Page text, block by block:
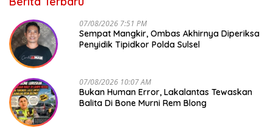
07/08/2026 7:51 PM
Sempat Mangkir, Ombas Akhirnya Diperiksa
Penyidik Tipidkor Polda Sulsel
07/08/2026 10:07 AM
Bukan Human Error, Lakalantas Tewaskan
Balita Di Bone Murni Rem Blong